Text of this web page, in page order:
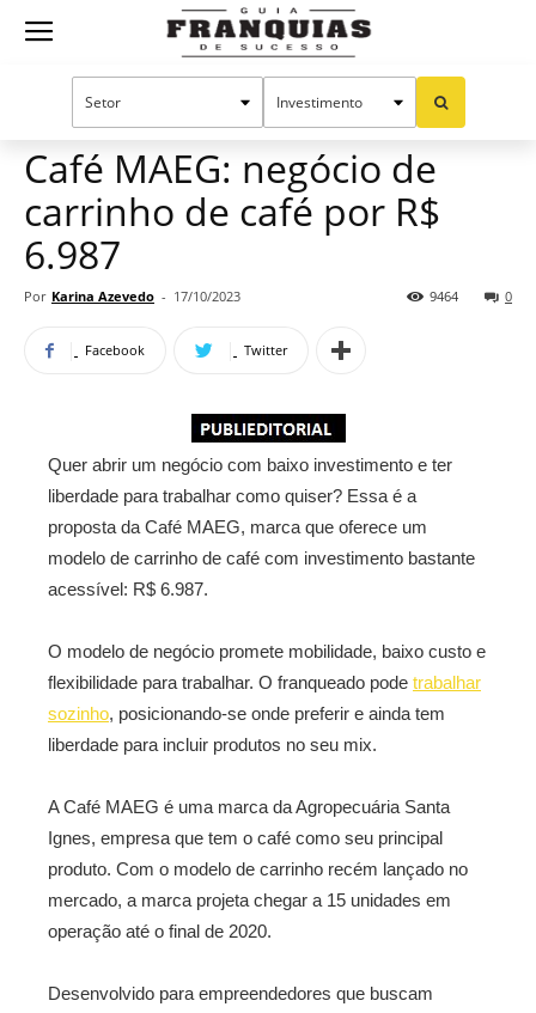
Guia
Mercado de franquias Publieditorial
Café MAEG: negócio de
carrinho de café por R$
6.987
Por Karina Azevedo - 17/10/2023 0
9464
Facebook Twitter
Quer abrir um negócio com baixo investimento e ter
liberdade para trabalhar como quiser? Essa é a
proposta da Café MAEG, marca que oferece um
modelo de carrinho de café com investimento bastante
acessível: R$ 6.987.
O modelo de negócio promete mobilidade, baixo custo e
flexibilidade para trabalhar. O franqueado pode trabalhar
sozinho, posicionando-se onde preferir e ainda tem
liberdade para incluir produtos no seu mix.
A Café MAEG é uma marca da Agropecuária Santa
Ignes, empresa que tem o café como seu principal
produto. Com o modelo de carrinho recém lançado no
mercado, a marca projeta chegar a 15 unidades em
operação até o final de 2020.
Desenvolvido para empreendedores que buscam